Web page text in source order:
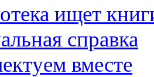
ищет
справка
вместе